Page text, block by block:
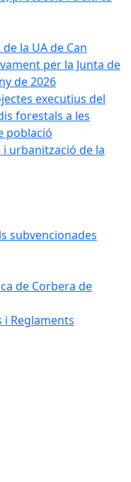
la UA de Can
per la Junta de
de 2026
executius del
forestals a les
població
i urbanització de la
subvencionades
de Corbera de
Reglaments